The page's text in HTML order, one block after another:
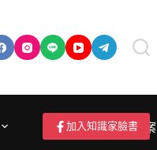
成為作者/投稿/提案
加入知識家臉書